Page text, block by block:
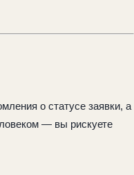
о статусе заявки, а
— вы рискуете